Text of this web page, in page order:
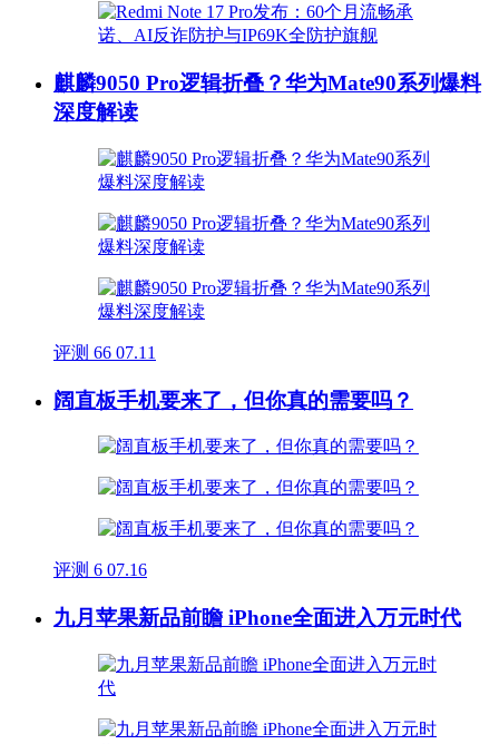
麒麟9050 Pro逻辑折叠？华为Mate90系列爆料
深度解读
评测 66 07.11
阔直板手机要来了，但你真的需要吗？
评测 6 07.16
九月苹果新品前瞻 iPhone全面进入万元时代